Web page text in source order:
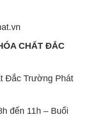
CHẤT ĐẮC
Đắc Trường Phát
đến 11h – Buổi